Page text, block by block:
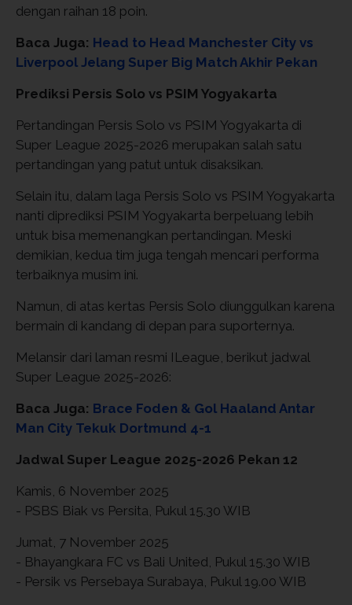
dengan raihan 18 poin.
Baca Juga: Head to Head Manchester City vs
Liverpool Jelang Super Big Match Akhir Pekan
Prediksi Persis Solo vs PSIM Yogyakarta
Pertandingan Persis Solo vs PSIM Yogyakarta di
Super League 2025-2026 merupakan salah satu
pertandingan yang patut untuk disaksikan.
Selain itu, dalam laga Persis Solo vs PSIM Yogyakarta
nanti diprediksi PSIM Yogyakarta berpeluang lebih
untuk bisa memenangkan pertandingan. Meski
demikian, kedua tim juga tengah mencari performa
terbaiknya musim ini.
Namun, di atas kertas Persis Solo diunggulkan karena
bermain di kandang di depan para suporternya.
Melansir dari laman resmi ILeague, berikut jadwal
Super League 2025-2026:
Baca Juga: Brace Foden & Gol Haaland Antar
Man City Tekuk Dortmund 4-1
Jadwal Super League 2025-2026 Pekan 12
Kamis, 6 November 2025
- PSBS Biak vs Persita, Pukul 15.30 WIB
Jumat, 7 November 2025
- Bhayangkara FC vs Bali United, Pukul 15.30 WIB
- Persik vs Persebaya Surabaya, Pukul 19.00 WIB